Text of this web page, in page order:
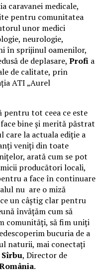
caravanei medicale,
pentru comunitatea
unor medici
neurologie,
în sprijinul oamenilor,
de deplasare, Profi a
de calitate, prin
ATI „Aurel
pentru tot ceea ce este
bine și merită păstrat
care la actuala ediție a
veniți din toate
arată cum se pot
producători locali,
a face în continuare
nu are o miză
un câștig clar pentru
învățăm cum să
comunități, să fim uniți
bucuria de a
naturii, mai conectați
, Director de
.